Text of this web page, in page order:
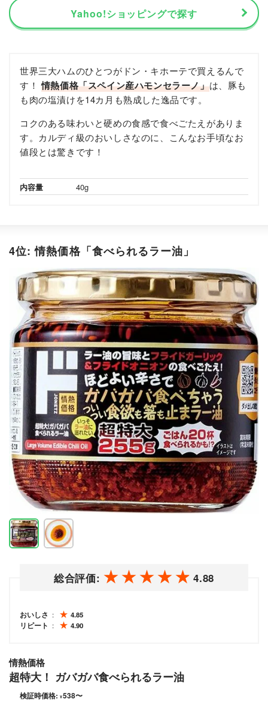
Yahoo!ショッピングで探す
世界三大ハムのひとつがドン・キホーテで買えるんで
す！情熱価格「スペイン産ハモンセラーノ」は、豚も
も肉の塩漬けを14カ月も熟成した逸品です。
コクのある味わいと硬めの食感で食べごたえがありま
す。カルディ級のおいしさなのに、こんなお手頃なお
値段とは驚きです！
内容量 40g
4位: 情熱価格「食べられるラー油」
総合評価: 4.88
おいしさ
4.85
リピート
4.90
情熱価格
超特大！ ガバガバ食べられるラー油
検証時価格: ¥538〜